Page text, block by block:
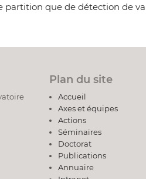
partition que de détection de
Plan du site
Accueil
Axes et équipes
Actions
Séminaires
Doctorat
Publications
Annuaire